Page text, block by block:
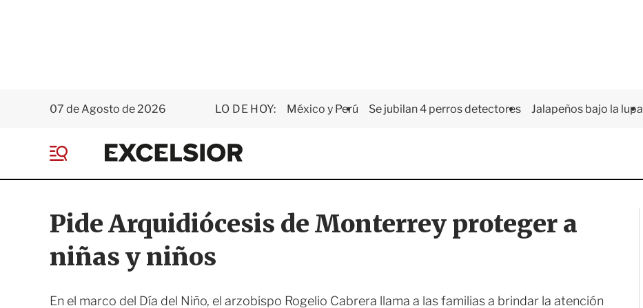
07 de Agosto de 2026 LO DE HOY: México y Perú Se jubilan 4 perros detectores Jalapeños bajo la lupa
E
x
e
i
o
e
Pide Arquidiócesis de Monterrey proteger a
niñas y niños
En el marco del Día del Niño, el arzobispo Rogelio Cabrera llama a las familias a brindar la atención